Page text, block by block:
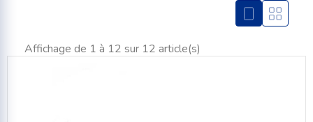
Affichage de 1 à 12 sur 12 article(s)